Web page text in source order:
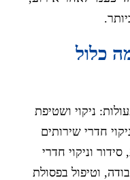
כלול
ניקוי ושטיפת
חדרי שירותים
סידור וניקוי חדרי
וטיפול בפסולת